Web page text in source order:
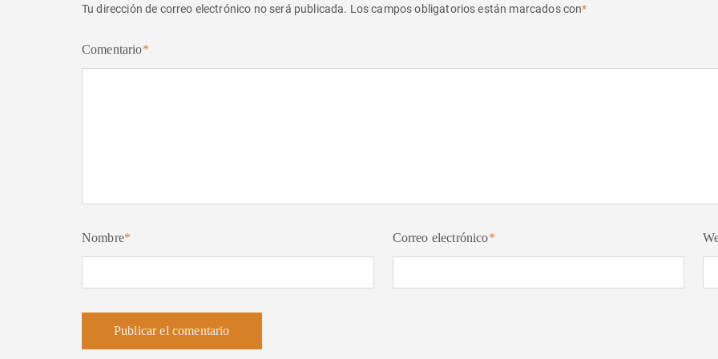
Tu dirección de correo electrónico no será publicada. Los campos obligatorios están marcados con*
Comentario*
Nombre* Correo electrónico*